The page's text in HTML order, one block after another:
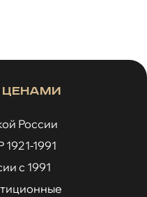
ценами
России
1991
с 1991